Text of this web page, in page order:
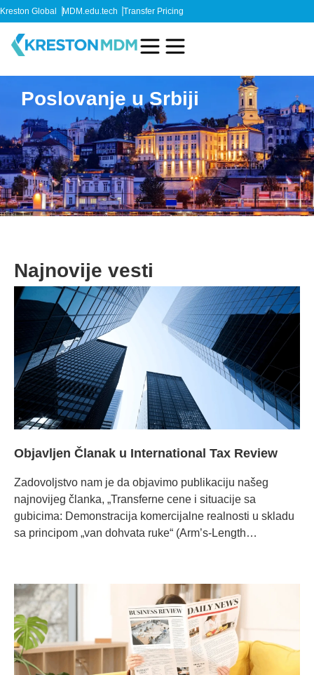
Kreston Global MDM.edu.tech Transfer Pricing
Poslovanje u Srbiji
Najnovije vesti
Objavljen Članak u International Tax Review
Zadovoljstvo nam je da objavimo publikaciju našeg
najnovijeg članka, „Transferne cene i situacije sa
gubicima: Demonstracija komercijalne realnosti u skladu
sa principom „van dohvata ruke“ (Arm’s-Length
privlači veliku pažnju poreskih administracija širom sveta:
tretman trajnih gubitaka